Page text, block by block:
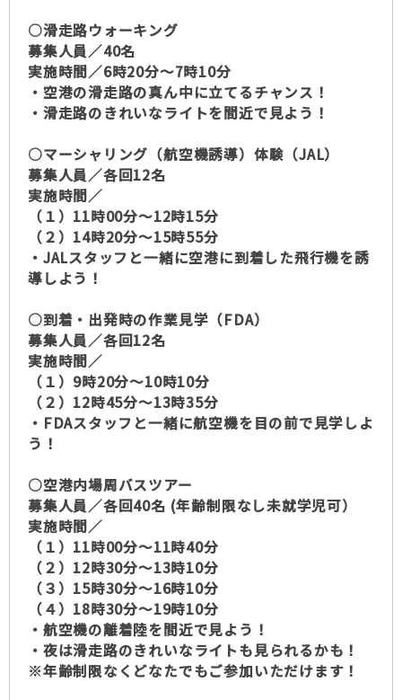
○滑走路ウォーキング
募集人員／40名
実施時間／6時20分～7時10分
・空港の滑走路の真ん中に立てるチャンス！
・滑走路のきれいなライトを間近で見よう！
○マーシャリング（航空機誘導）体験（JAL）
募集人員／各回12名
実施時間／
（１）11時00分～12時15分
（２）14時20分～15時55分
・JALスタッフと一緒に空港に到着した飛行機を誘
導しよう！
○到着・出発時の作業見学（FDA）
募集人員／各回12名
実施時間／
（１）9時20分～10時10分
（２）12時45分～13時35分
・FDAスタッフと一緒に航空機を目の前で見学しよ
う！
○空港内場周バスツアー
募集人員／各回40名 (年齢制限なし未就学児可）
実施時間／
（１）11時00分～11時40分
（２）12時30分～13時10分
（３）15時30分～16時10分
（４）18時30分～19時10分
・航空機の離着陸を間近で見よう！
・夜は滑走路のきれいなライトも見られるかも！
※年齢制限なくどなたでもご参加いただけます！